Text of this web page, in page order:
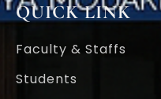
QUICK LINK
Faculty & Staffs
Students